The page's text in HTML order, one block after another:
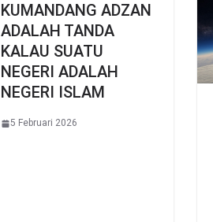
KUMANDANG ADZAN
ADALAH TANDA
KALAU SUATU
NEGERI ADALAH
NEGERI ISLAM
5 Februari 2026